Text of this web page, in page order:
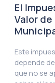
El
Valor
Este
depende
que no se